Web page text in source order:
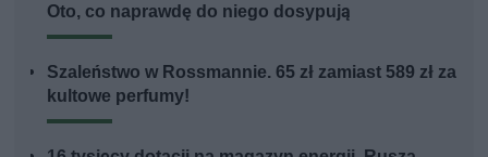
Oto, co naprawdę do niego dosypują
Szaleństwo w Rossmannie. 65 zł zamiast 589 zł za
kultowe perfumy!